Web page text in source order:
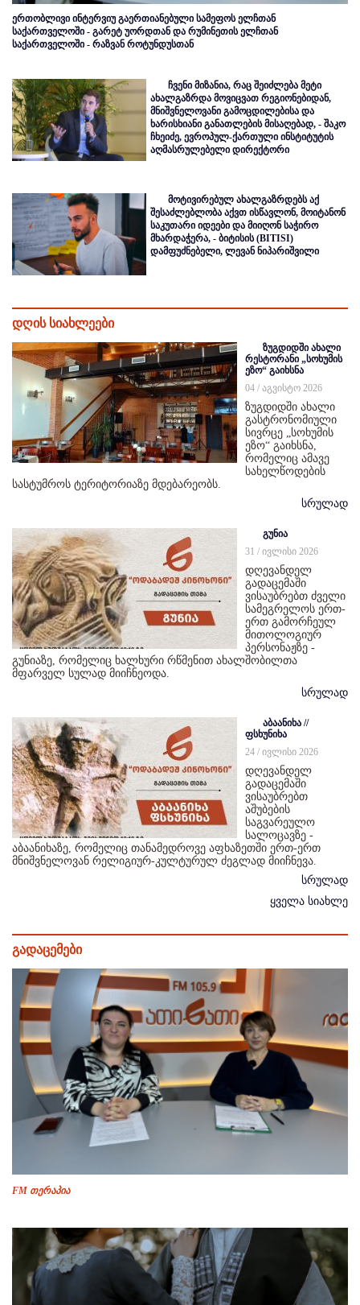
ერთობლივი ინტერვიუ გაერთიანებული სამეფოს ელჩთან
საქართველოში - გარეტ უორდთან და რუმინეთის ელჩთან
საქართველოში - რაზვან როტუნდუსთან
ჩვენი მიზანია, რაც შეიძლება მეტი
ახალგაზრდა მოვიცვათ რეგიონებიდან,
მნიშვნელოვანი გამოცდილებისა და
ხარისხიანი განათლების მისაღებად, - შაკო
ჩხეიძე, ევროპულ-ქართული ინსტიტუტის
აღმასრულებელი დირექტორი
მოტივირებულ ახალგაზრდებს აქ
შესაძლებლობა აქვთ ისწავლონ, მოიტანონ
საკუთარი იდეები და მიიღონ საჭირო
მხარდაჭერა, - ბიტისის (BITISI)
დამფუძნებელი, ლევან ნიპარიშვილი
დღის სიახლეები
ზუგდიდში ახალი
რესტორანი „სოხუმის
ეზო“ გაიხსნა
04 / აგვისტო 2026
ზუგდიდში ახალი
გასტრონომიული
სივრცე „სოხუმის
ეზო“ გაიხსნა,
რომელიც ამავე
სახელწოდების
სასტუმროს ტერიტორიაზე მდებარეობს.
სრულად
გუნია
31 / ივლისი 2026
დღევანდელ
გადაცემაში
ვისაუბრებთ ძველი
სამეგრელოს ერთ-
ერთ გამორჩეულ
მითოლოგიურ
პერსონაჟზე -
გუნიაზე, რომელიც ხალხური რწმენით ახალშობილთა
მფარველ სულად მიიჩნეოდა.
სრულად
აბაანიხა //
ფსხუნიხა
24 / ივლისი 2026
დღევანდელ
გადაცემაში
ვისაუბრებთ
აშუბების
საგვარეულო
სალოცავზე -
აბაანიხაზე, რომელიც თანამედროვე აფხაზეთში ერთ-ერთ
მნიშვნელოვან რელიგიურ-კულტურულ ძეგლად მიიჩნევა.
სრულად
ყველა სიახლე
გადაცემები
FM თერაპია